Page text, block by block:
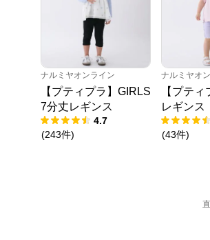
ナルミヤオンライン
【プティプラ】GIRLS
7分丈レギンス
4.7
(243件)
ナルミヤオ
【プテ
レギンス
(43件)